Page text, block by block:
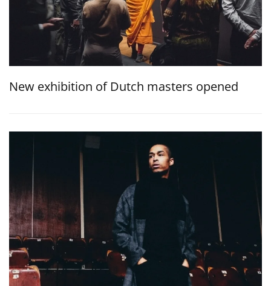
New exhibition of Dutch masters opened